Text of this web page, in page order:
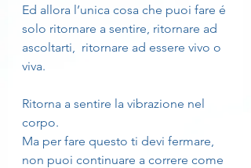
Ed allora l’unica cosa che puoi fare é
solo ritornare a sentire, ritornare ad
ascoltarti,  ritornare ad essere vivo o
viva.
Ritorna a sentire la vibrazione nel
corpo.
Ma per fare questo ti devi fermare,
non puoi continuare a correre come